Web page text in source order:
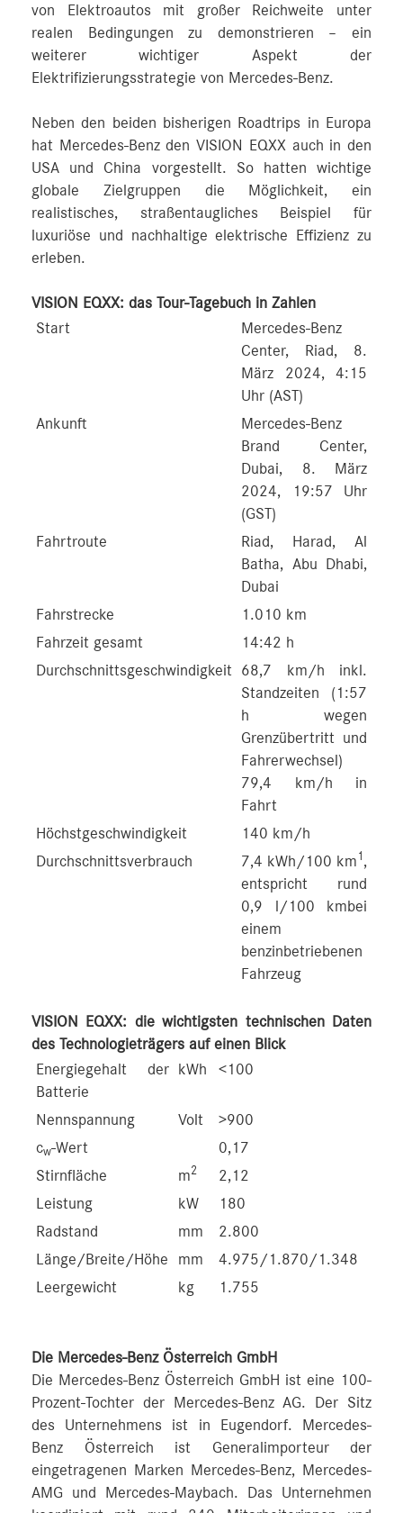
von Elektroautos mit großer Reichweite unter
realen Bedingungen zu demonstrieren – ein
weiterer wichtiger Aspekt der
Elektrifizierungsstrategie von Mercedes-Benz.
Neben den beiden bisherigen Roadtrips in Europa
hat Mercedes-Benz den VISION EQXX auch in den
USA und China vorgestellt. So hatten wichtige
globale Zielgruppen die Möglichkeit, ein
realistisches, straßentaugliches Beispiel für
luxuriöse und nachhaltige elektrische Effizienz zu
erleben.
VISION EQXX: das Tour-Tagebuch in Zahlen
Start
Mercedes-Benz
Center, Riad, 8.
März 2024, 4:15
Uhr (AST)
Ankunft
Mercedes-Benz
Brand Center,
Dubai, 8. März
2024, 19:57 Uhr
(GST)
Fahrtroute
Riad, Harad, Al
Batha, Abu Dhabi,
Dubai
Fahrstrecke
1.010 km
Fahrzeit gesamt
14:42 h
Durchschnittsgeschwindigkeit
68,7 km/h inkl.
Standzeiten (1:57
h wegen
Grenzübertritt und
Fahrerwechsel)
79,4 km/h in
Fahrt
Höchstgeschwindigkeit
140 km/h
Durchschnittsverbrauch
7,4 kWh/100 km 1 ,
entspricht rund
0,9 l/100 kmbei
einem
benzinbetriebenen
Fahrzeug
VISION EQXX: die wichtigsten technischen Daten
des Technologieträgers auf einen Blick
Energiegehalt der
Batterie
kWh <100
Nennspannung Volt
>900
cw-Wert
0,17
Stirnfläche
m2
2,12
Leistung
kW
180
Radstand
mm
2.800
Länge/Breite/Höhe
mm
4.975/1.870/1.348
Leergewicht
kg 1.755
Die Mercedes-Benz Österreich GmbH
Die Mercedes-Benz Österreich GmbH ist eine 100-
Prozent-Tochter der Mercedes-Benz AG. Der Sitz
des Unternehmens ist in Eugendorf. Mercedes-
Benz Österreich ist Generalimporteur der
eingetragenen Marken Mercedes-Benz, Mercedes-
AMG und Mercedes-Maybach. Das Unternehmen